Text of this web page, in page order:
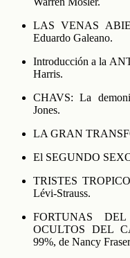
LAS VENAS
Eduardo Galeano.
Introducción a la
Harris.
CHAVS: La
Jones.
LA GRAN
El SEGUNDO
TRISTES
Lévi-Strauss.
FORTUNAS
OCULTOS DEL
99%, de Nancy